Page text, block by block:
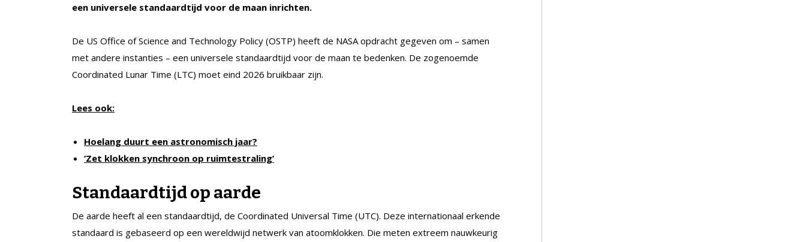
een universele standaardtijd voor de maan inrichten.
De US Office of Science and Technology Policy (OSTP) heeft de NASA opdracht gegeven om – samen
met andere instanties – een universele standaardtijd voor de maan te bedenken. De zogenoemde
Coordinated Lunar Time (LTC) moet eind 2026 bruikbaar zijn.
Lees ook:
Hoelang duurt een astronomisch jaar?
‘Zet klokken synchroon op ruimtestraling’
Standaardtijd op aarde
De aarde heeft al een standaardtijd, de Coordinated Universal Time (UTC). Deze internationaal erkende
standaard is gebaseerd op een wereldwijd netwerk van atoomklokken. Die meten extreem nauwkeurig